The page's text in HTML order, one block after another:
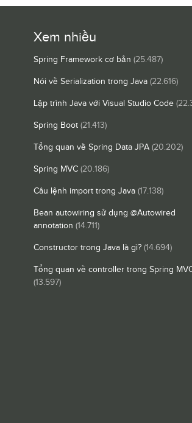
Xem nhiều
Spring Framework cơ bản (25.487)
Nói về Serialization trong Java (22.616)
Lập trình Java với Visual Studio Code
Spring Boot (21.413)
Tổng quan về Spring Data JPA (20.202)
Spring MVC (20.186)
Câu lệnh import trong Java (17.138)
Bean autowiring sử dụng @Autowired
annotation (14.711)
Constructor trong Java là gì? (14.694)
Tổng quan về controller trong Spring
(13.597)